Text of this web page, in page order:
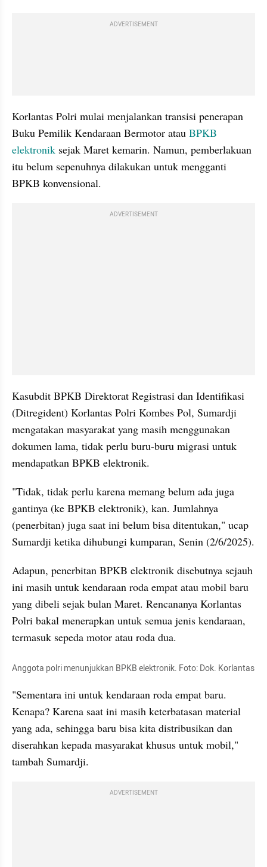
ADVERTISEMENT
Korlantas Polri mulai menjalankan transisi penerapan
Buku Pemilik Kendaraan Bermotor atau BPKB
elektronik sejak Maret kemarin. Namun, pemberlakuan
itu belum sepenuhnya dilakukan untuk mengganti
BPKB konvensional.
ADVERTISEMENT
Kasubdit BPKB Direktorat Registrasi dan Identifikasi
(Ditregident) Korlantas Polri Kombes Pol, Sumardji
mengatakan masyarakat yang masih menggunakan
dokumen lama, tidak perlu buru-buru migrasi untuk
mendapatkan BPKB elektronik.
"Tidak, tidak perlu karena memang belum ada juga
gantinya (ke BPKB elektronik), kan. Jumlahnya
(penerbitan) juga saat ini belum bisa ditentukan," ucap
Sumardji ketika dihubungi kumparan, Senin (2/6/2025).
Adapun, penerbitan BPKB elektronik disebutnya sejauh
ini masih untuk kendaraan roda empat atau mobil baru
yang dibeli sejak bulan Maret. Rencananya Korlantas
Polri bakal menerapkan untuk semua jenis kendaraan,
termasuk sepeda motor atau roda dua.
Anggota polri menunjukkan BPKB elektronik. Foto: Dok. Korlantas
"Sementara ini untuk kendaraan roda empat baru.
Kenapa? Karena saat ini masih keterbatasan material
yang ada, sehingga baru bisa kita distribusikan dan
diserahkan kepada masyarakat khusus untuk mobil,"
tambah Sumardji.
ADVERTISEMENT